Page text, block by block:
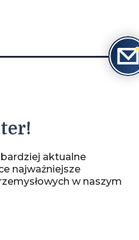
aktualne
najważniejsze
w naszym